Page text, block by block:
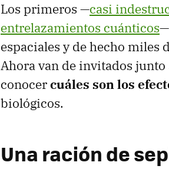
Los primeros —casi
entrelazamientos cuánticos
espaciales y de hecho miles
Ahora van de invitados junto
conocercuáles son los
biológicos.
Una ración de